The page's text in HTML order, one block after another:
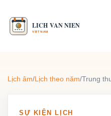
Lịch âm/Lịch theo năm/Trung
SỰ KIỆN LỊCH